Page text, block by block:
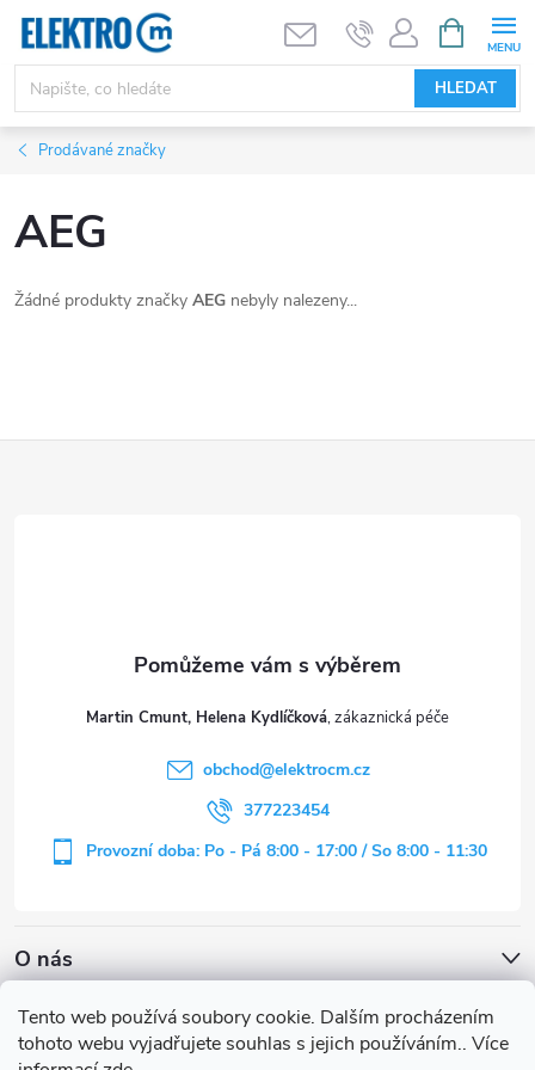
Tento web používá soubory cookie. Dalším procházením
tohoto webu vyjadřujete souhlas s jejich používáním.. Více
Přejít
obsah
HLEDAT
NÁKUPNÍ
KOŠÍK
Prodávané značky
AEG
Žádné produkty značky AEG nebyly nalezeny...
O nás
Martin Cmunt, Helena Kydlíčková
obchod@elektrocm.cz
377223454
Provozní doba: Po - Pá 8:00 - 17:00 / So 8:00 - 11:30